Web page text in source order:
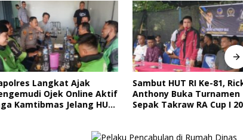
Langkat Ajak
Ojek Online Aktif
Kamtibmas Jelang HUT
Sambut HUT RI Ke-81, Ricky
Anthony Buka Turnamen
Sepak Takraw RA Cup I 2026